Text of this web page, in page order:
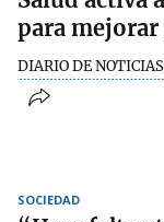
para
DIARIO DE NOTICIAS
SOCIEDAD